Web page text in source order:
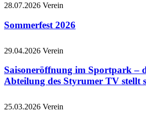
28.07.2026 Verein
Sommerfest 2026
29.04.2026 Verein
Saisoneröffnung im Sportpark –
Abteilung des Styrumer TV stellt
25.03.2026 Verein